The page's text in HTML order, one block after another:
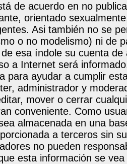
de acuerdo en no
orientado
Asi también no se
o no modelismo) ni de
esa índole su cuenta
a Internet será
para ayudar a cumplir
administrador y
mover o cerrar
conveniente. Como
almacenada en una
a terceros sin
no pueden
esta información se